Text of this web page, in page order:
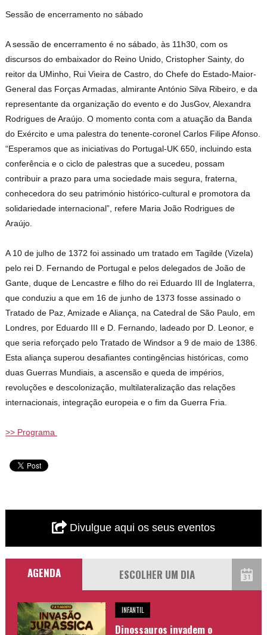
Sessão de encerramento no sábado
A sessão de encerramento é no sábado, às 11h30, com os
discursos do embaixador do Reino Unido, Cristopher Sainty, do
reitor da UMinho, Rui Vieira de Castro, do Chefe do Estado-Maior-
General das Forças Armadas, almirante António Silva Ribeiro, e da
representante da organização do evento e do JusGov, Alexandra
Rodrigues de Araújo. O momento conta com a atuação da Banda
do Exército e uma palestra do tenente-coronel Carlos Filipe Afonso.
“Esperamos que as iniciativas do Portugal-UK 650, incluindo esta
conferência e o ciclo de palestras que a sucedeu, possam
contribuir a prazo para uma sociedade mais segura, fraterna,
conhecedora do seu património histórico-cultural e promotora da
solidariedade internacional”, refere Maria João Rodrigues de
Araújo.
A 10 de julho de 1372 foi assinado um tratado em Tagilde (Vizela)
pelo rei D. Fernando de Portugal e pelos delegados de João de
Gante, duque de Lencastre e filho do rei Eduardo III de Inglaterra,
que conduziu a que em 16 de junho de 1373 fosse assinado o
Tratado de Paz, Amizade e Aliança, na Catedral de São Paulo, em
Londres, por Eduardo III e D. Fernando, ladeado por D. Leonor, e
que seria reforçado pelo Tratado de Windsor a 9 de maio de 1386.
Esta aliança superou desafiantes contingências históricas, como
duas Guerras Mundiais, a ascensão e queda de impérios,
revoluções e descolonização, multilateralização das relações
internacionais, integração europeia e o fim da Guerra Fria.
>> Programa
Divulgue aqui os seus eventos
AGENDA
INFANTIL
Dinossauros invadem o